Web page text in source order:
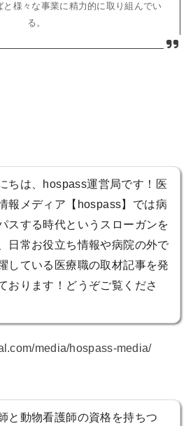
様々な事業に精力的に取り組んでい
る。
ちは、hospass運営局です！医
報メディア【hospass】では病
スする時代というスローガンを
日常お役立ち情報や病院の外で
している医療職の取材記事を発
おります！どうぞご覧くださ
media/hospass-media/
と動物看護師の資格を持ちつ